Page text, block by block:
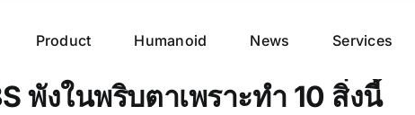
Product Humanoid News Services
พังในพริบตาเพราะทำ 10 สิ่งนี้